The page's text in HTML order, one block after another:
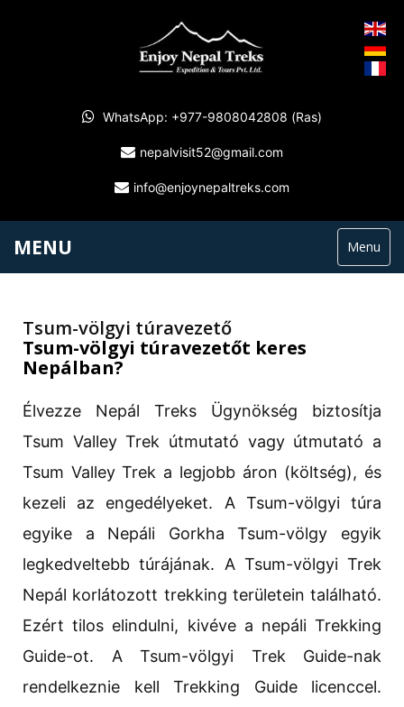
WhatsApp: +977-9808042808 (Ras)
nepalvisit52@gmail.com
info@enjoynepaltreks.com
MENU Menu
Tsum-völgyi túravezető
Tsum-völgyi túravezetőt keres
Nepálban?
Élvezze Nepál Treks Ügynökség biztosítja
Tsum Valley Trek útmutató vagy útmutató a
Tsum Valley Trek a legjobb áron (költség), és
kezeli az engedélyeket. A Tsum-völgyi túra
egyike a Nepáli Gorkha Tsum-völgy egyik
legkedveltebb túrájának. A Tsum-völgyi Trek
Nepál korlátozott trekking területein található.
Ezért tilos elindulni, kivéve a nepáli Trekking
Guide-ot. A Tsum-völgyi Trek Guide-nak
rendelkeznie kell Trekking Guide licenccel.